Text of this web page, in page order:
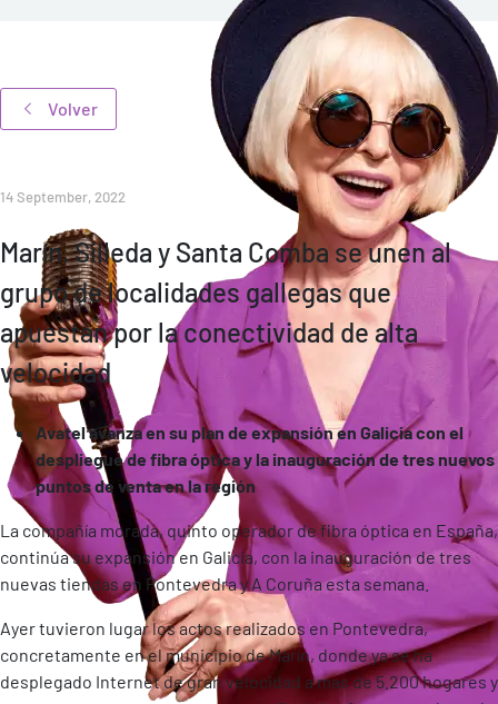
apuestan por la conectividad de alta velocidad
Volver
14 September, 2022
Marín, Silleda y Santa Comba se unen al
grupo de localidades gallegas que
apuestan por la conectividad de alta
velocidad
Avatel avanza en su plan de expansión en Galicia con el
despliegue de fibra óptica y la inauguración de tres nuevos
puntos de venta en la región
La compañía morada, quinto operador de fibra óptica en España,
continúa su expansión en Galicia, con la inauguración de tres
nuevas tiendas en Pontevedra y A Coruña esta semana.
Ayer tuvieron lugar los actos realizados en Pontevedra,
concretamente en el municipio de Marín, donde ya se ha
desplegado Internet de gran velocidad a mas de 5.200 hogares y